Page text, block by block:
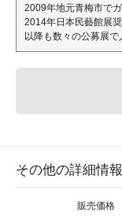
2009年地元青梅市で
2014年日本民藝館展奨
以降も数々の公募展で
その他の詳細情報
販売価格